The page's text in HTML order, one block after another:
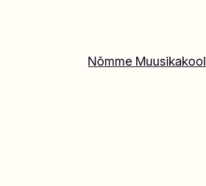
Nõmme Muusikakool